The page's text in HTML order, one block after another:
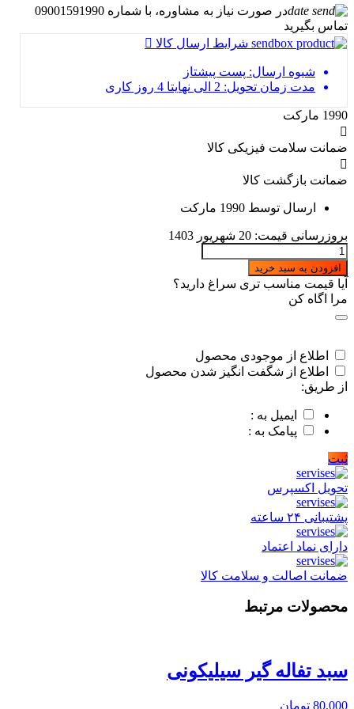
در صورت نیاز به مشاوره، با شماره 09001591990
تماس بگیرید
شرایط ارسال کالا
شیوه ارسال: پست پیشتاز
مدت زمان تحویل: 2 الی نهایتا 4 روز کاری
1990 مارکت
ضمانت سلامت فیزیکی کالا
ضمانت بازگشت کالا
ارسال توسط 1990 مارکت
بروزرسانی قیمت: 20 شهریور 1403
سطل
زباله
کابینتی
لمسی
برند
افزودن به سبد خرید
آیا قیمت مناسب تری سراغ دارید؟
مرا اگاه کن
اطلاع از موجودی محصول
اطلاع از شگفت انگیز شدن محصول
از طریق:
ایمیل به :
پیامک به :
ثبت
تحویل اکسپرس
پشتیبانی ۲۴ ساعته
دارای نماد اعتماد
ضمانت اصالت و سلامت کالا
محصولات مرتبط
سبد تفاله گیر سیلیکونی
80,000 تومان